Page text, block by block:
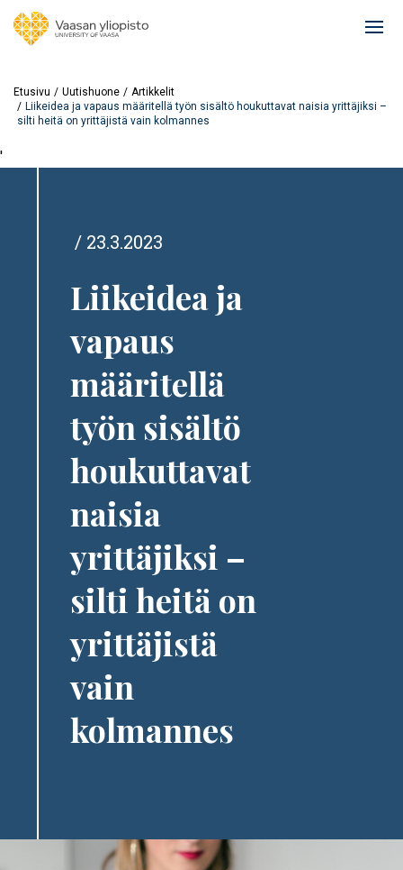
Etusivu Uutishuone
Artikkelit
Liikeidea ja vapaus määritellä työn sisältö houkuttavat naisia yrittäjiksi –
silti heitä on yrittäjistä vain kolmannes
'
23.3.2023
Liikeidea ja
vapaus
määritellä
työn sisältö
houkuttavat
naisia
yrittäjiksi –
silti heitä on
yrittäjistä
vain
kolmannes